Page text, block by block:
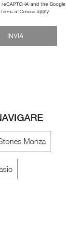
and the Google
Terms of Serviceapply.
INVIA
Monza